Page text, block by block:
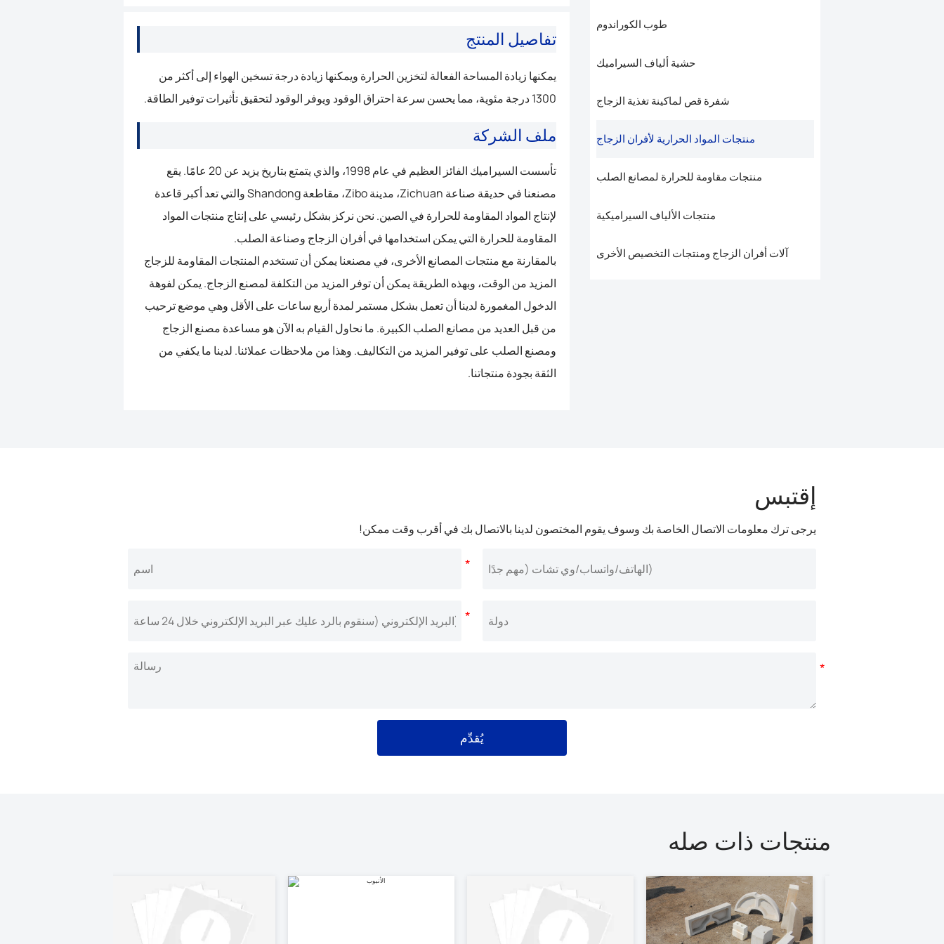
تفاصيل المنتج
يمكنها زيادة المساحة الفعالة لتخزين الحرارة ويمكنها زيادة درجة تسخين الهواء إلى أكثر من
1300 درجة مئوية، مما يحسن سرعة احتراق الوقود ويوفر الوقود لتحقيق تأثيرات توفير الطاقة.
ملف الشركة
تأسست السيراميك الفائز العظيم في عام 1998، والذي يتمتع بتاريخ يزيد عن 20 عامًا. يقع
مصنعنا في حديقة صناعة Zichuan، مدينة Zibo، مقاطعة Shandong والتي تعد أكبر قاعدة
لإنتاج المواد المقاومة للحرارة في الصين. نحن نركز بشكل رئيسي على إنتاج منتجات المواد
المقاومة للحرارة التي يمكن استخدامها في أفران الزجاج وصناعة الصلب.
بالمقارنة مع منتجات المصانع الأخرى، في مصنعنا يمكن أن تستخدم المنتجات المقاومة للزجاج
المزيد من الوقت، وبهذه الطريقة يمكن أن توفر المزيد من التكلفة لمصنع الزجاج. يمكن لفوهة
الدخول المغمورة لدينا أن تعمل بشكل مستمر لمدة أربع ساعات على الأقل وهي موضع ترحيب
من قبل العديد من مصانع الصلب الكبيرة. ما نحاول القيام به الآن هو مساعدة مصنع الزجاج
ومصنع الصلب على توفير المزيد من التكاليف. وهذا من ملاحظات عملائنا. لدينا ما يكفي من
الثقة بجودة منتجاتنا.
طوب الكوراندوم
حشية ألياف السيراميك
شفرة قص لماكينة تغذية الزجاج
منتجات المواد الحرارية لأفران الزجاج
منتجات مقاومة للحرارة لمصانع الصلب
منتجات الألياف السيراميكية
آلات أفران الزجاج ومنتجات التخصيص الأخرى
إقتبس
يرجى ترك معلومات الاتصال الخاصة بك وسوف يقوم المختصون لدينا بالاتصال بك في أقرب وقت ممكن!
يُقدِّم
منتجات ذات صله